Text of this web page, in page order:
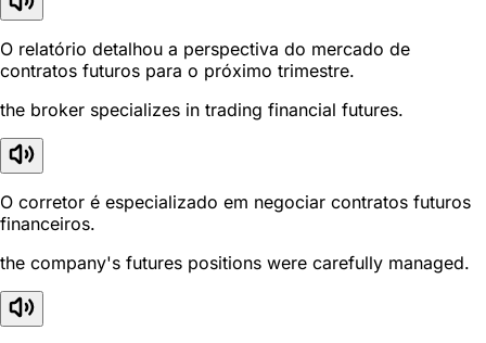
O relatório detalhou a perspectiva do mercado de
contratos futuros para o próximo trimestre.
the broker specializes in trading financial futures.
O corretor é especializado em negociar contratos futuros
financeiros.
the company's futures positions were carefully managed.